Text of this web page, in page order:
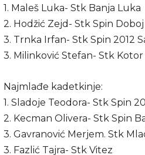
1. Maleš Luka- Stk Banja Luka
2. Hodžić Zejd- Stk Spin
3. Trnka Irfan- Stk Spin 2012
3. Milinković Stefan- Stk Kotor
Najmlađe kadetkinje:
1. Sladoje Teodora- Stk Spin
2. Kecman Olivera- Stk Spin
3. Gavranović Merjem. Stk
3. Fazlić Tajra- Stk Vitez